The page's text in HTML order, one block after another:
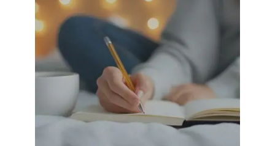
Praxisräume
Kontakt
Es ist nie zu spät, dich
um deine Mentale
Gesundheit zu
kümmern